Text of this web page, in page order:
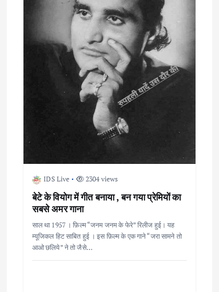
IDS Live 2304 views
बेटे के वियोग में गीत बनाया , बन गया प्रेमियों का
सबसे अमर गाना
साल था 1957 । फ़िल्म “जनम जनम के फेरे” रिलीज हुई। यह
म्यूजिकल हिट साबित हुई । इस फ़िल्म के एक गाने “जरा सामने तो
आओ छलिये” ने तो जैसे…